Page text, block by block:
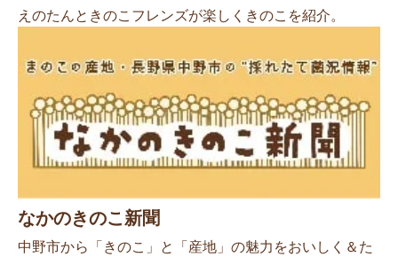
えのたんときのこフレンズが楽しくきのこを紹介。
なかのきのこ新聞
中野市から「きのこ」と「産地」の魅力をおいしく＆た